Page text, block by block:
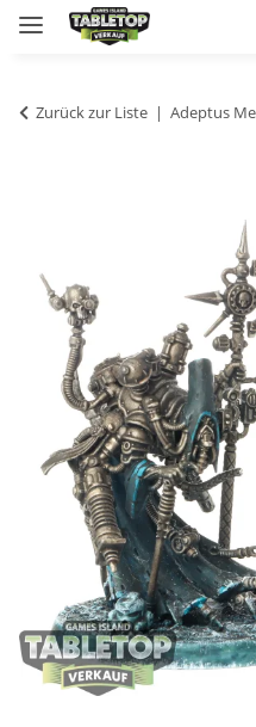
Zurück zur Liste Adeptus